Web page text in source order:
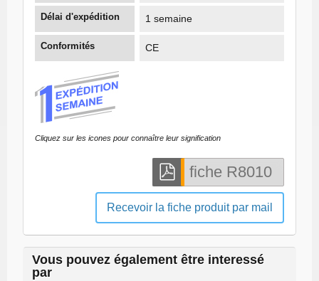
Délai d'expédition 1 semaine
Conformités CE
Cliquez sur les icones pour connaître leur signification
Recevoir la fiche produit par mail
Vous pouvez également être interessé
par